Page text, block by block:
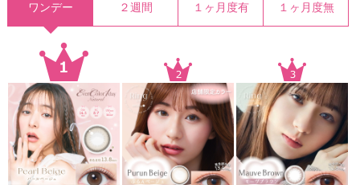
ワンデー ２週間 １ヶ月度有 １ヶ月度無